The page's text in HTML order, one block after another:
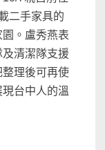
二手家具的
。盧秀燕表
清潔隊支援
理後可再使
台中人的溫